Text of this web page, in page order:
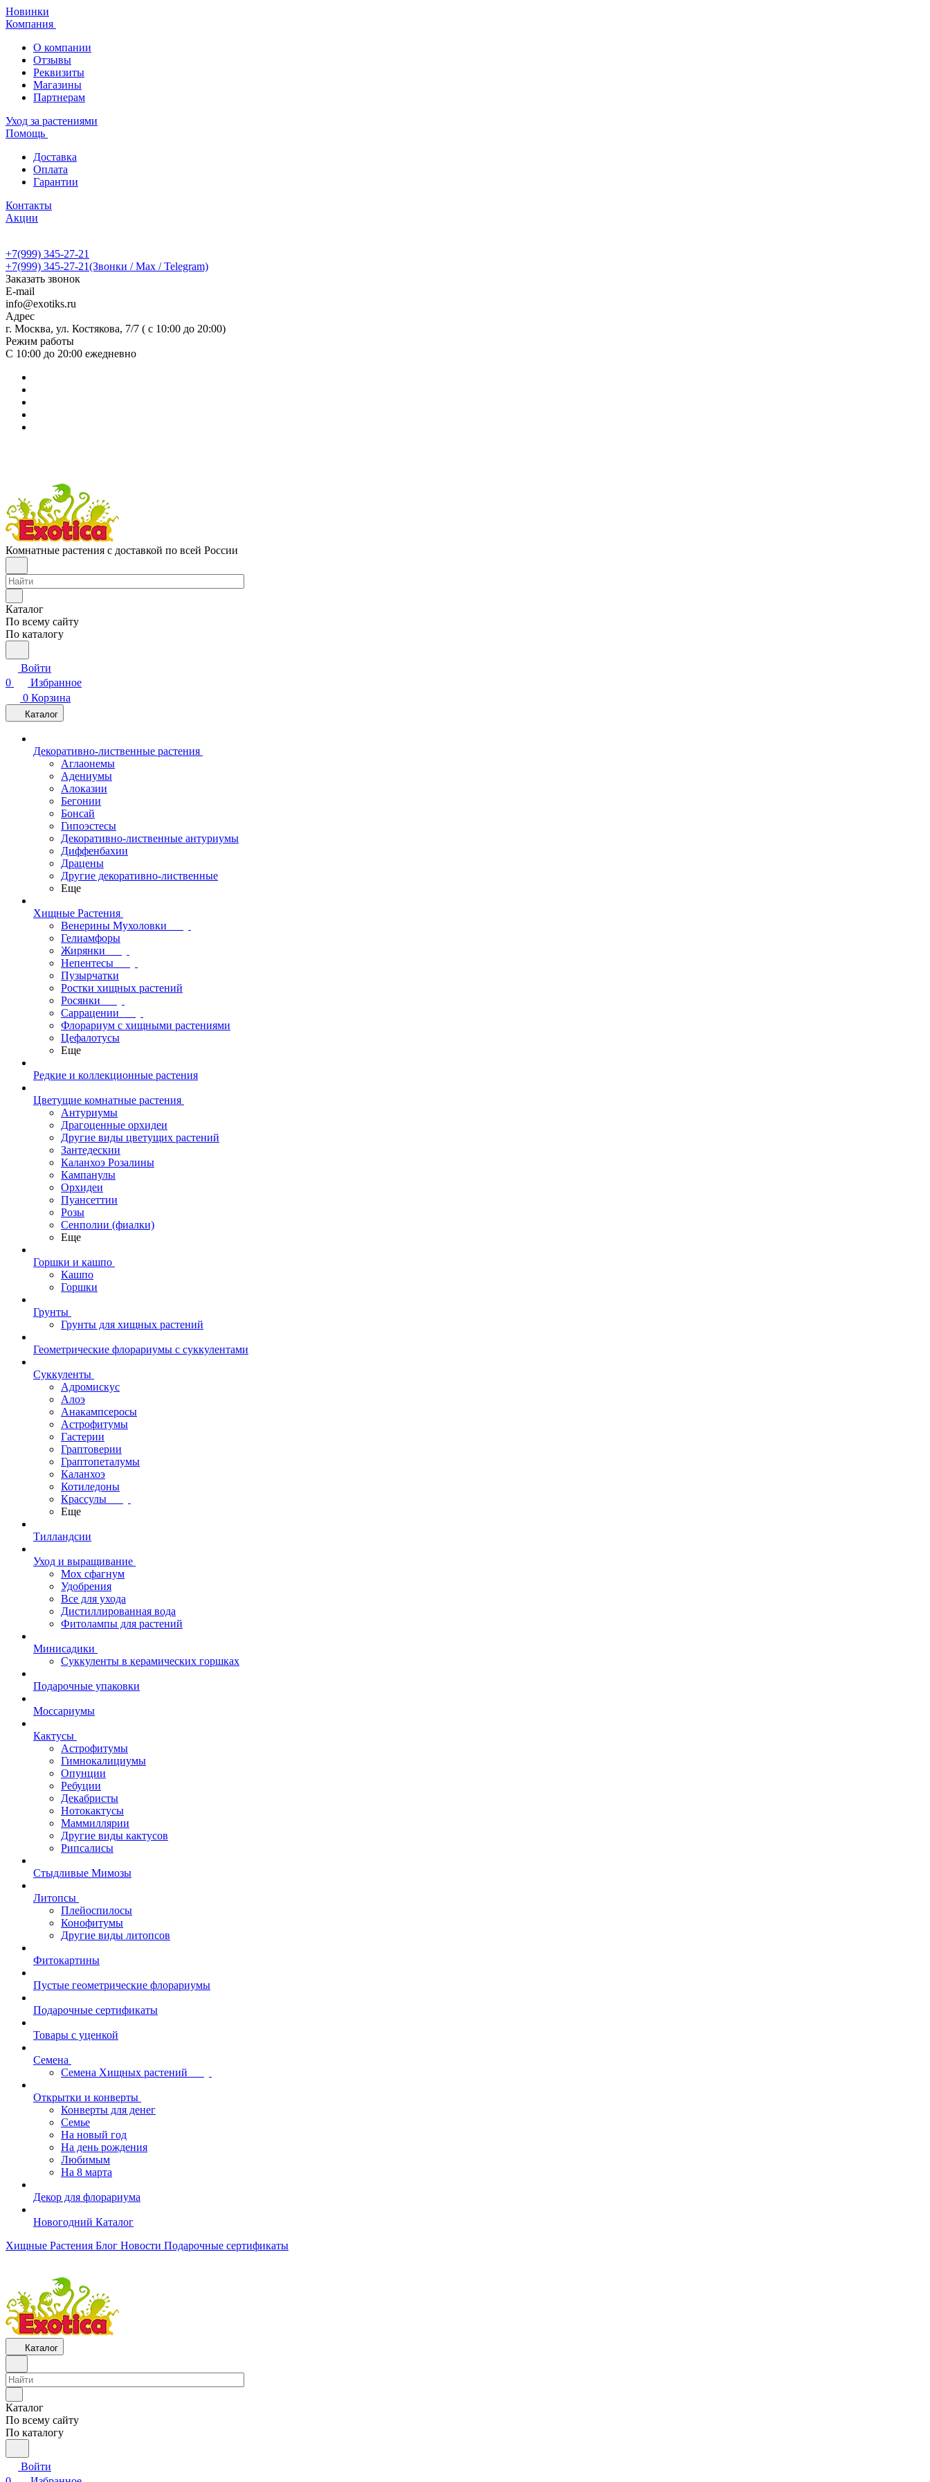
Новинки
Компания
О компании
Отзывы
Реквизиты
Магазины
Партнерам
Уход за растениями
Помощь
Доставка
Оплата
Гарантии
Контакты
Акции
+7(999) 345-27-21
+7(999) 345-27-21(Звонки / Max / Telegram)
Заказать звонок
E-mail
info@exotiks.ru
Адрес
г. Москва, ул. Костякова, 7/7 ( с 10:00 до 20:00)
Режим работы
С 10:00 до 20:00 ежедневно
Комнатные растения с доставкой по всей России
Каталог
По всему сайту
По каталогу
Войти
0
Избранное
0 Корзина
Каталог
Декоративно-лиственные растения
Аглаонемы
Адениумы
Алоказии
Бегонии
Бонсай
Гипоэстесы
Декоративно-лиственные антуриумы
Диффенбахии
Драцены
Другие декоративно-лиственные
Еще
Хищные Растения
Венерины Мухоловки
Гелиамфоры
Жирянки
Непентесы
Пузырчатки
Ростки хищных растений
Росянки
Саррацении
Флорариум с хищными растениями
Цефалотусы
Еще
Редкие и коллекционные растения
Цветущие комнатные растения
Антуриумы
Драгоценные орхидеи
Другие виды цветущих растений
Зантедескии
Каланхоэ Розалины
Кампанулы
Орхидеи
Пуансеттии
Розы
Сенполии (фиалки)
Еще
Горшки и кашпо
Кашпо
Горшки
Грунты
Грунты для хищных растений
Геометрические флорариумы с суккулентами
Суккуленты
Адромискус
Алоэ
Анакампсеросы
Астрофитумы
Гастерии
Граптоверии
Граптопеталумы
Каланхоэ
Котиледоны
Крассулы
Еще
Тилландсии
Уход и выращивание
Мох сфагнум
Удобрения
Все для ухода
Дистиллированная вода
Фитолампы для растений
Минисадики
Суккуленты в керамических горшках
Подарочные упаковки
Моссариумы
Кактусы
Астрофитумы
Гимнокалициумы
Опунции
Ребуции
Декабристы
Нотокактусы
Маммиллярии
Другие виды кактусов
Рипсалисы
Стыдливые Мимозы
Литопсы
Плейоспилосы
Конофитумы
Другие виды литопсов
Фитокартины
Пустые геометрические флорариумы
Подарочные сертификаты
Товары с уценкой
Семена
Семена Хищных растений
Открытки и конверты
Конверты для денег
Семье
На новый год
На день рождения
Любимым
На 8 марта
Декор для флорариума
Новогодний Каталог
Хищные Растения Блог Новости Подарочные сертификаты
Каталог
Каталог
По всему сайту
По каталогу
Войти